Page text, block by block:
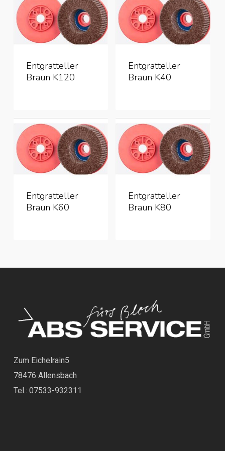
Entgratteller
Braun K120
Entgratteller
Braun K40
Entgratteller
Braun K60
Entgratteller
Braun K80
Zum Eichelrain5
78476 Allensbach
Tel.: 07533-932311